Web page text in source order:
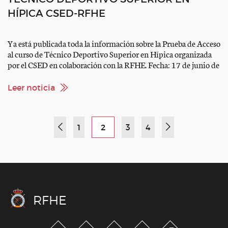
HÍPICA CSED-RFHE
Ya está publicada toda la información sobre la Prueba de Acceso
al curso de Técnico Deportivo Superior en Hípica organizada
por el CSED en colaboración con la RFHE. Fecha: 17 de junio de
propio. Plazo de matrícula: abierto hasta el 7 de junio de 2024
Leer noticia
1 2 3 4
RFHE